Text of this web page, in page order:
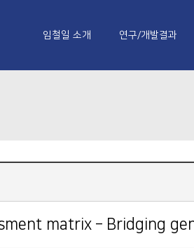
임철일 소개 연구/개발결과
matrix – Bridging